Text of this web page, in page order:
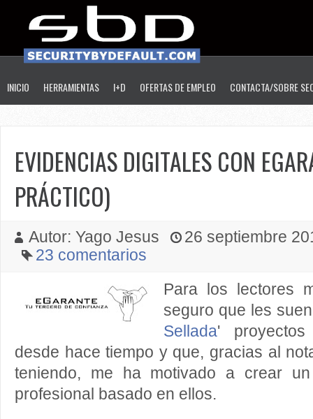
INICIO HERRAMIENTAS I+D OFERTAS DE EMPLEO CONTACTA/SOBRE
EVIDENCIAS DIGITALES CON
PRÁCTICO)
Autor: Yago Jesus
26 septiembre
23 comentarios
Para los lectores
seguro que les
Sellada'
desde hace tiempo y que, gracias al
teniendo, me ha motivado a crear
profesional basado en ellos.